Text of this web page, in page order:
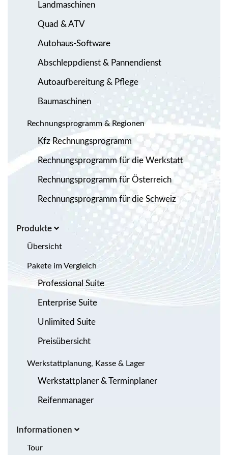
Landmaschinen
Quad & ATV
Autohaus-Software
Abschleppdienst & Pannendienst
Autoaufbereitung & Pflege
Baumaschinen
Rechnungsprogramm & Regionen
Kfz Rechnungsprogramm
Rechnungsprogramm für die Werkstatt
Rechnungsprogramm für Österreich
Rechnungsprogramm für die Schweiz
Produkte
Übersicht
Pakete im Vergleich
Professional Suite
Enterprise Suite
Unlimited Suite
Preisübersicht
Werkstattplanung, Kasse & Lager
Werkstattplaner & Terminplaner
Reifenmanager
Informationen
Tour